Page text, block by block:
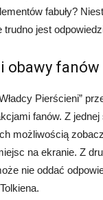
fabuły?
trudno jest
obawy fanów
Pierścieni”
fanów. Z
możliwością
na ekranie. Z
nie oddać